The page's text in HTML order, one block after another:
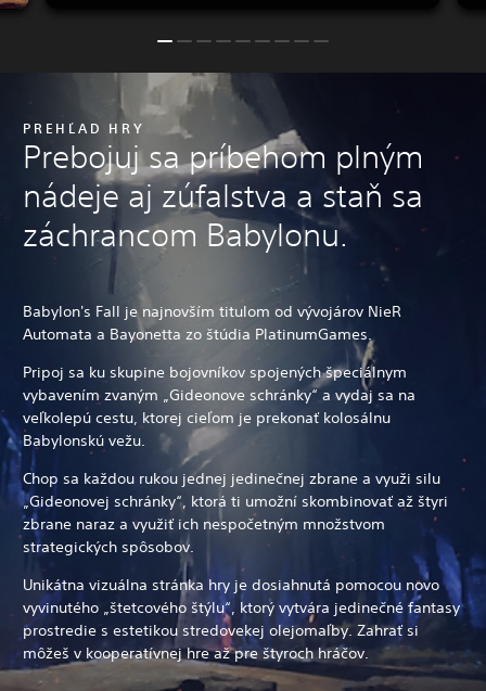
PREHĽAD HRY
Prebojuj sa príbehom plným
nádeje aj zúfalstva a staň sa
záchrancom Babylonu.
Babylon's Fall je najnovším titulom od vývojárov NieR
Automata a Bayonetta zo štúdia PlatinumGames.
Pripoj sa ku skupine bojovníkov spojených špeciálnym
vybavením zvaným „Gideonove schránky“ a vydaj sa na
veľkolepú cestu, ktorej cieľom je prekonať kolosálnu
Babylonskú vežu.
Chop sa každou rukou jednej jedinečnej zbrane a využi silu
„Gideonovej schránky“, ktorá ti umožní skombinovať až štyri
zbrane naraz a využiť ich nespočetným množstvom
strategických spôsobov.
Unikátna vizuálna stránka hry je dosiahnutá pomocou novo
vyvinutého „štetcového štýlu“, ktorý vytvára jedinečné fantasy
prostredie s estetikou stredovekej olejomaľby. Zahrať si
môžeš v kooperatívnej hre až pre štyroch hráčov.